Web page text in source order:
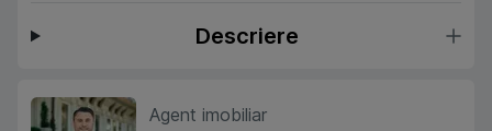
Descriere
Agent imobiliar